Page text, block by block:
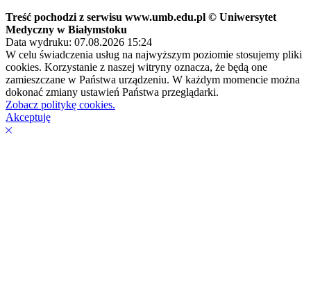
Treść pochodzi z serwisu www.umb.edu.pl © Uniwersytet
Medyczny w Białymstoku
Data wydruku: 07.08.2026 15:24
W celu świadczenia usług na najwyższym poziomie stosujemy pliki
cookies. Korzystanie z naszej witryny oznacza, że będą one
zamieszczane w Państwa urządzeniu. W każdym momencie można
dokonać zmiany ustawień Państwa przeglądarki.
Zobacz politykę cookies.
Akceptuję